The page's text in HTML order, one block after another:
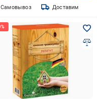
Cамовывоз Доставим